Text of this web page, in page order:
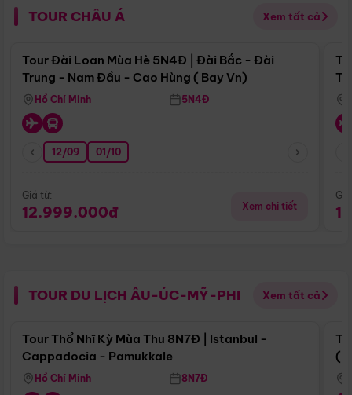
TOUR CHÂU Á Xem tất cả
Điểm nổi bật
Tour Đài Loan Mùa Hè 5N4Đ | Đài Bắc - Đài
Trung - Nam Đầu - Cao Hùng ( Bay Vn)
Hồ Chí Minh 5N4Đ
12/09 01/10
Giá từ:
12.999.000đ Xem chi tiết
TOUR DU LỊCH ÂU-ÚC-MỸ-PHI Xem tất cả
Điểm nổi bật
Tour Thổ Nhĩ Kỳ Mùa Thu 8N7Đ | Istanbul -
Cappadocia - Pamukkale
Hồ Chí Minh 8N7Đ